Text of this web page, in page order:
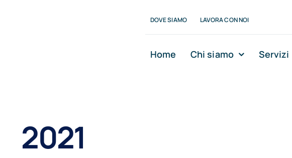
DOVE SIAMO LAVORA CON NOI
Home Chi siamo Servizi
2021